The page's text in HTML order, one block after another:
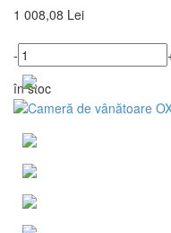
1 008,08 Lei
-
în stoc